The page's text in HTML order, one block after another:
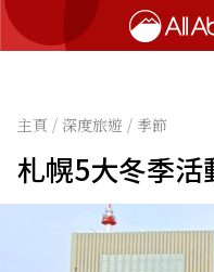
HOME
深度旅遊
主頁 / 深度旅遊 / 季節
札幌5大冬季活